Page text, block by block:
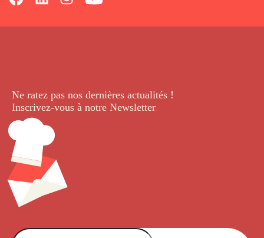
Ne ratez pas nos dernières actualités !
Inscrivez-vous à notre Newsletter.